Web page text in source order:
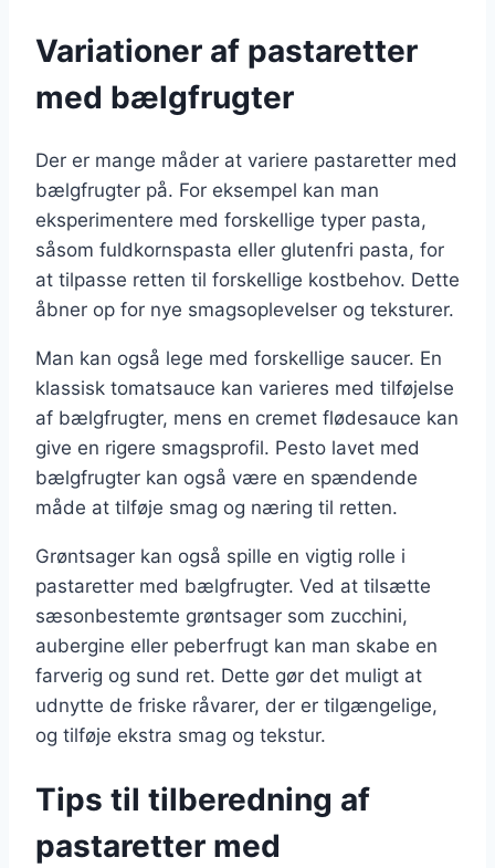
Variationer af pastaretter
med bælgfrugter
Der er mange måder at variere pastaretter med
bælgfrugter på. For eksempel kan man
eksperimentere med forskellige typer pasta,
såsom fuldkornspasta eller glutenfri pasta, for
at tilpasse retten til forskellige kostbehov. Dette
åbner op for nye smagsoplevelser og teksturer.
Man kan også lege med forskellige saucer. En
klassisk tomatsauce kan varieres med tilføjelse
af bælgfrugter, mens en cremet flødesauce kan
give en rigere smagsprofil. Pesto lavet med
bælgfrugter kan også være en spændende
måde at tilføje smag og næring til retten.
Grøntsager kan også spille en vigtig rolle i
pastaretter med bælgfrugter. Ved at tilsætte
sæsonbestemte grøntsager som zucchini,
aubergine eller peberfrugt kan man skabe en
farverig og sund ret. Dette gør det muligt at
udnytte de friske råvarer, der er tilgængelige,
og tilføje ekstra smag og tekstur.
Tips til tilberedning af
pastaretter med